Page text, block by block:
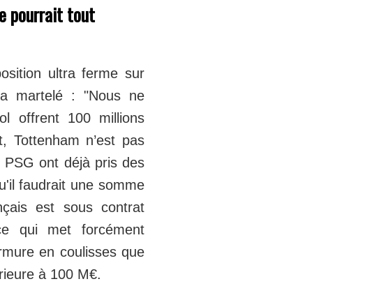
pourrait tout
ultra ferme sur
martelé : "Nous ne
offrent 100 millions
Tottenham n’est pas
ont déjà pris des
faudrait une somme
est sous contrat
qui met forcément
en coulisses que
à 100 M€.